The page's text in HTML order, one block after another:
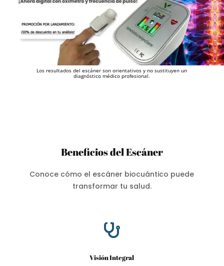
Los resultados del escáner son orientativos y no sustituyen un
diagnóstico médico profesional.
Beneficios del Escáner
Conoce cómo el escáner biocuántico puede
transformar tu salud.

Visión Integral